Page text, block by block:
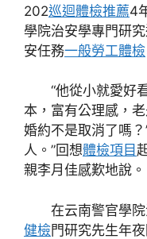
202巡迴體檢推薦4
學院治安學專門研
安任務一般勞工體檢
“他從小就愛好
本，富有公理感，
婚約不是取消了嗎
人。”回想體檢項目
親李月佳感歎地說。
在云南警官學
健檢門研究先生年